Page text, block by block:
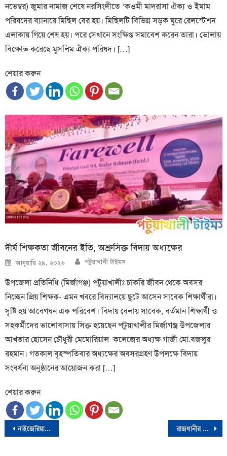
নভেম্বর) জুমার নামাজ শেষে নরসিংদীতে ‘কওমী মাদরাসা ঐক্য ও ইমাম
পরিষদের ব্যানারে মিছিল বের হয়। মিছিলটি বিভিন্ন সড়ক ঘুরে রেলস্টেশন
এলাকায় গিয়ে শেষ হয়। পরে সেখানে সংক্ষিপ্ত সমাবেশ করেন তারা। ভোলায়
বিক্ষোভ করেছে মুসলিম ঐক্য পরিষদ। […]
শেয়ার করুন
দীর্ঘ শিক্ষকতা জীবনের ইতি, অশ্রুসিক্ত বিদায় অধ্যক্ষের
Posted
on
জানুয়ারি ২৯, ২০২৬ Author
পটুয়াখালী টাইমস
উপজেলা প্রতিনিধি (মির্জাগঞ্জ) পটুয়াখালীঃ চাকরি জীবন থেকে অবসর
নিচ্ছেন প্রিয় শিক্ষক- এমন খবরে বিদ্যালয়ে ছুটে আসেন সাবেক শিক্ষার্থীরা।
সৃষ্টি হয় আবেগঘন এক পরিবেশ। বিদায় বেলায় সাবেক, বর্তমান শিক্ষার্থী ও
সহকর্মীদের ভালোবাসায় সিক্ত হয়েছেন পটুয়াখালীর মির্জাগঞ্জ উপজেলার
আখতার হোসেন চৌধুরী মেমোরিয়াল কলেজের অধ্যক্ষ গাজী মো.বজলুর
রহমান। গতকাল বৃহস্পতিবার অধ্যক্ষের অবসরগ্রহণ উপলক্ষে বিদায়
সংবর্ধনা অনুষ্ঠানের আয়োজন করা […]
শেয়ার করুন
Post
নাইজেরিয়ায় রাজাকে গুলি করে হত্যা, রানিকে অপহরণ রাজধানীর মিরপুরের প্যারিস খালে অবৈধ দখল দখল উচ্ছেদ ও পরিচ্ছন্নতা অভিযান শুরু